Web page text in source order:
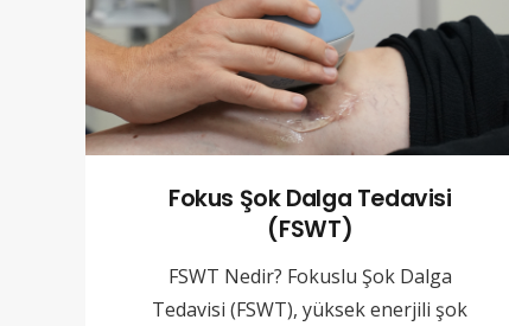
Fokus Şok Dalga Tedavisi
(FSWT)
FSWT Nedir? Fokuslu Şok Dalga
Tedavisi (FSWT), yüksek enerjili şok